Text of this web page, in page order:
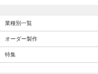
業種別一覧
オーダー製作
特集